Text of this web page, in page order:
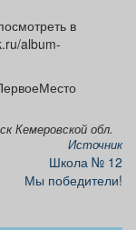
в
album-
Кемеровской обл.
Источник
Школа № 12
Мы победители!